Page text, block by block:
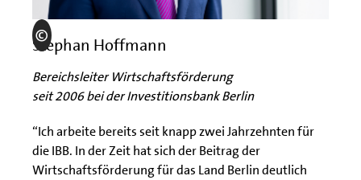
Stephan Hoffmann
Bereichsleiter Wirtschaftsförderung
seit 2006 bei der Investitionsbank Berlin
“Ich arbeite bereits seit knapp zwei Jahrzehnten für
die IBB. In der Zeit hat sich der Beitrag der
Wirtschaftsförderung für das Land Berlin deutlich